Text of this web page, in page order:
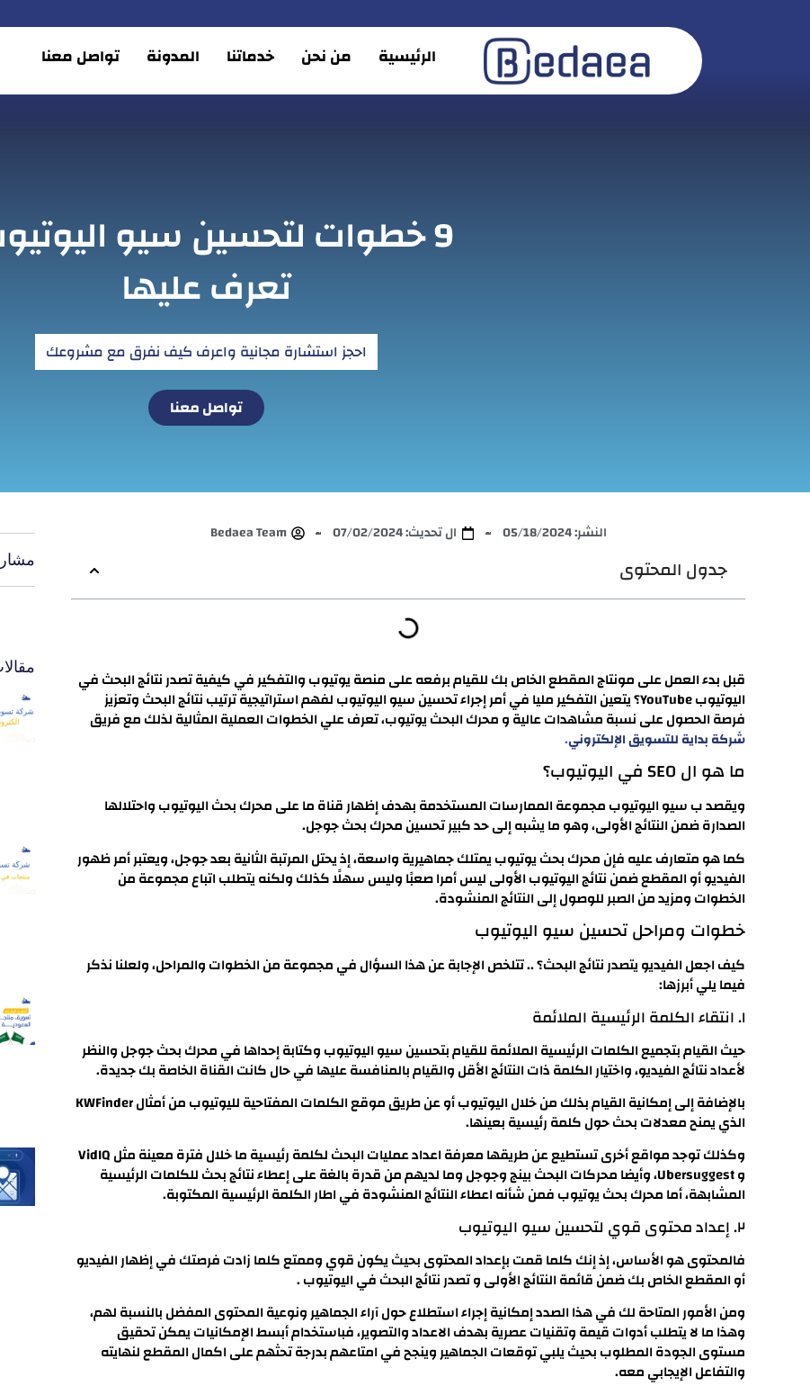
الرئيسية من نحن خدماتنا المدونة تواصل معنا
9 خطوات لتحسين سيو
تعرف عليها
احجز استشارة مجانية واعرف كيف نفرق مع مشروعك
تواصل معنا
النشر:05/18/2024 ال تحديث: 07/02/2024 Bedaea Team
جدول المحتوى
قبل بدء العمل على مونتاج المقطع الخاص بك للقيام برفعه على منصة يوتيوب والتفكير في كيفية تصدر نتائج البحث في
اليوتيوب YouTube؟ يتعين التفكير مليا في أمر إجراء تحسين سيو اليوتيوب لفهم استراتيجية ترتيب نتائج البحث وتعزيز
فرصة الحصول على نسبة مشاهدات عالية و محرك البحث يوتيوب، تعرف علي الخطوات العملية المثالية لذلك مع فريق
شركة بداية للتسويق الإلكتروني.
ما هو ال SEO في اليوتيوب؟
ويقصد ب سيو اليوتيوب مجموعة الممارسات المستخدمة بهدف إظهار قناة ما على محرك بحث اليوتيوب واحتلالها
الصدارة ضمن النتائج الأولى، وهو ما يشبه إلى حد كبير تحسين محرك بحث جوجل.
كما هو متعارف عليه فإن محرك بحث يوتيوب يمتلك جماهيرية واسعة، إذ يحتل المرتبة الثانية بعد جوجل، ويعتبر أمر ظهور
الفيديو أو المقطع ضمن نتائج اليوتيوب الأولى ليس أمرا صعبًا وليس سهلًا كذلك ولكنه يتطلب اتباع مجموعة من
الخطوات ومزيد من الصبر للوصول إلى النتائج المنشودة.
خطوات ومراحل تحسين سيو اليوتيوب
كيف اجعل الفيديو يتصدر نتائج البحث؟ .. تتلخص الإجابة عن هذا السؤال في مجموعة من الخطوات والمراحل، ولعلنا نذكر
فيما يلي أبرزها:
١. انتقاء الكلمة الرئيسية الملائمة
حيث القيام بتجميع الكلمات الرئيسية الملائمة للقيام بتحسين سيو اليوتيوب وكتابة إحداها في محرك بحث جوجل والنظر
لأعداد نتائج الفيديو، واختيار الكلمة ذات النتائج الأقل والقيام بالمنافسة عليها في حال كانت القناة الخاصة بك جديدة.
بالإضافة إلى إمكانية القيام بذلك من خلال اليوتيوب أو عن طريق موقع الكلمات المفتاحية لليوتيوب من أمثال KWFinder
الذي يمنح معدلات بحث حول كلمة رئيسية بعينها.
وكذلك توجد مواقع أخرى تستطيع عن طريقها معرفة اعداد عمليات البحث لكلمة رئيسية ما خلال فترة معينة مثل VidIQ
و Ubersuggest، وأيضا محركات البحث بينج وجوجل وما لديهم من قدرة بالغة على إعطاء نتائج بحث للكلمات الرئيسية
المشابهة، أما محرك بحث يوتيوب فمن شأنه اعطاء النتائج المنشودة في اطار الكلمة الرئيسية المكتوبة.
٢. إعداد محتوى قوي لتحسين سيو اليوتيوب
فالمحتوى هو الأساس، إذ إنك كلما قمت بإعداد المحتوى بحيث يكون قوي وممتع كلما زادت فرصتك في إظهار الفيديو
أو المقطع الخاص بك ضمن قائمة النتائج الأولى و تصدر نتائج البحث في اليوتيوب .
ومن الأمور المتاحة لك في هذا الصدد إمكانية إجراء استطلاع حول آراء الجماهير ونوعية المحتوى المفضل بالنسبة لهم،
وهذا ما لا يتطلب أدوات قيمة وتقنيات عصرية بهدف الاعداد والتصوير، فباستخدام أبسط الإمكانيات يمكن تحقيق
مستوى الجودة المطلوب بحيث يلبي توقعات الجماهير وينجح في امتاعهم بدرجة تحثهم على اكمال المقطع لنهايته
والتفاعل الإيجابي معه.